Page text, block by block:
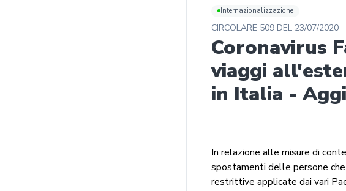
Internazionalizzazione
CIRCOLARE 509 DEL 23/07/2020
Coronavirus
viaggi
in Italia -
In relazione alle misure di
spostamenti delle persone
restrittive applicate dai vari